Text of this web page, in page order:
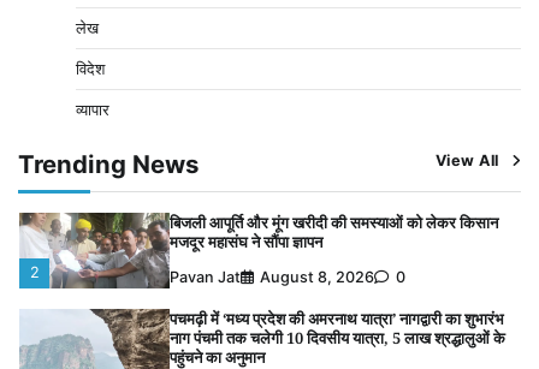
लेख
विदेश
व्यापार
Trending News View All
क्लर्क को मिली कमान, ‘चाबी के खेल’ पर फिर उठे सवाल
1
2
बिजली आपूर्ति और मूंग खरीदी की समस्याओं को लेकर किसान
मजदूर महासंघ ने सौंपा ज्ञापन
Pavan Jat August 8, 2026 0
पचमढ़ी में ‘मध्य प्रदेश की अमरनाथ यात्रा’ नागद्वारी का शुभारंभ
नाग पंचमी तक चलेगी 10 दिवसीय यात्रा, 5 लाख श्रद्धालुओं के
पहुंचने का अनुमान